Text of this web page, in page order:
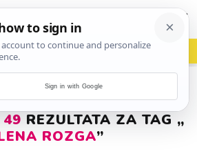
vrh! woot?!
49 REZULTATA ZA TAG „
ROZGA”
Sign in with Google